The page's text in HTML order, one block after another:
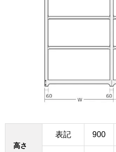
高さ
表記 900